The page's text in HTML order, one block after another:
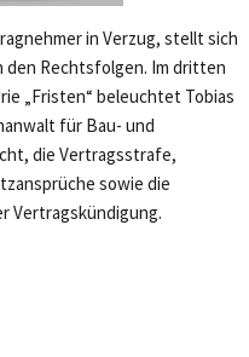
in Verzug, stellt sich
den Rechtsfolgen. Im dritten
„Fristen“ beleuchtet Tobias
für Bau- und
die Vertragsstrafe,
sowie die
Vertragskündigung.